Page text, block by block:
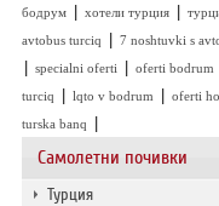
Самолетни почивки
Турция
бодрум | хотели турция |
avtobus turciq
| 7 noshtuvki s
| specialni oferti | oferti bodrum
turciq
| lqto v bodrum | oferti
turska banq |